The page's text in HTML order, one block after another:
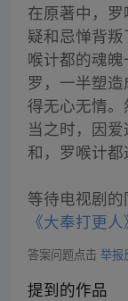
在原著中，
疑和忌惮背
喉计都的魂
罗，一半塑
得无心无情
当之时，因
和，罗喉计都
等待电视剧
《大奉打更人
答案问题点击 举报
提到的作品